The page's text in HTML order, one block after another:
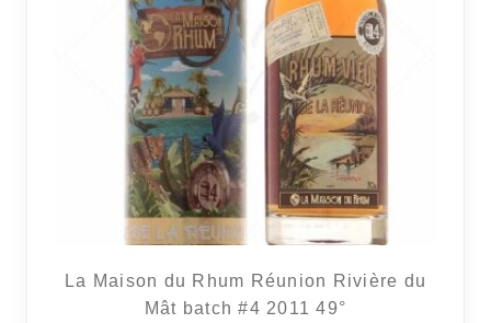
La Maison du Rhum Réunion Rivière du
Mât batch #4 2011 49°